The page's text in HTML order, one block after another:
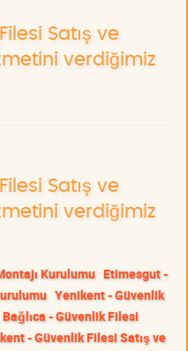
Satış ve
verdiğimiz
Satış ve
verdiğimiz
Kurulumu Etimesgut -
Yenikent - Güvenlik
Bağlıca - Güvenlik Filesi
- Güvenlik Filesi Satış ve